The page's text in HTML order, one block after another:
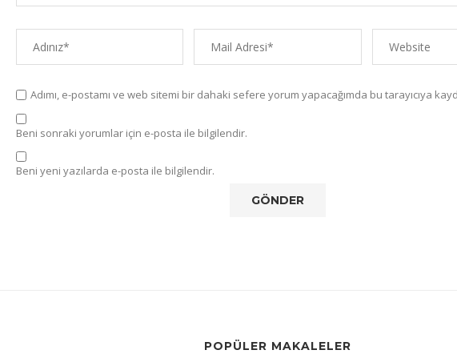
Adımı, e-postamı ve web sitemi bir dahaki sefere yorum yapacağımda bu tarayıcıya
Beni sonraki yorumlar için e-posta ile bilgilendir.
Beni yeni yazılarda e-posta ile bilgilendir.
POPÜLER MAKALELER